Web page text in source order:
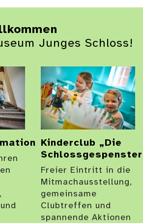
Junges Schloss!
Kinderclub „Die
Freier Eintritt in die
Mitmachausstellung,
gemeinsame
Clubtreffen und
spannende Aktionen